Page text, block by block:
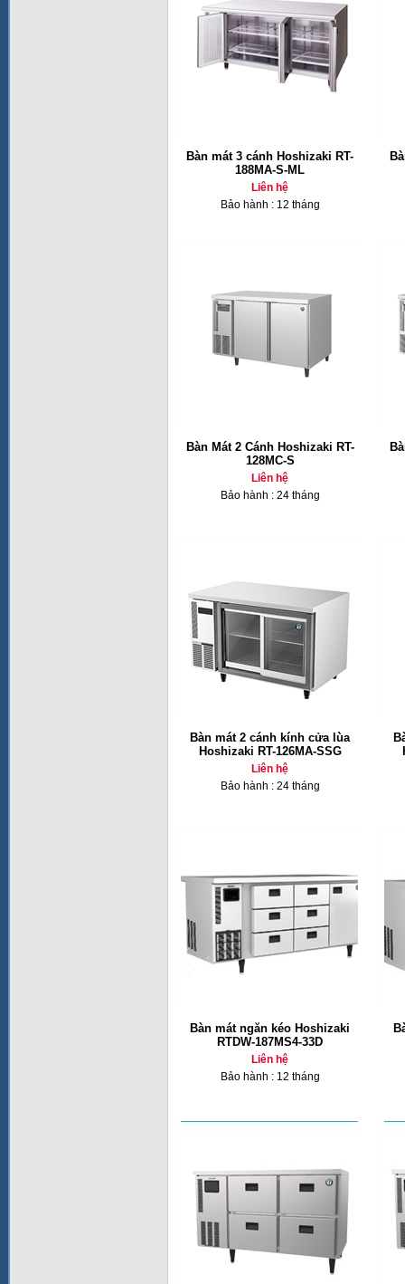
Bàn mát 3 cánh Hoshizaki RT-
188MA-S-ML
Liên hệ
Bảo hành : 12 tháng
Bàn Mát 2 Cánh Hoshizaki RT-
128MC-S
Liên hệ
Bảo hành : 24 tháng
Bàn mát 2 cánh kính cửa lùa
Hoshizaki RT-126MA-SSG
Liên hệ
Bảo hành : 24 tháng
Bàn mát ngăn kéo Hoshizaki
RTDW-187MS4-33D
Liên hệ
Bảo hành : 12 tháng